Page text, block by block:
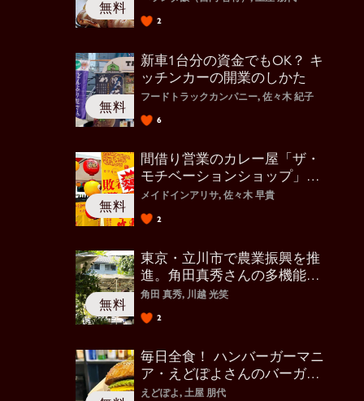
2
新車1台分の資金でもOK？ キ
ッチンカーの開業のしかた
フードトラックカンパニー, 佐々木 紀子
6
間借り営業のカレー屋「ザ・
モチベーションショップ」の
斬新な店づくり
メイドインアリサ, 佐々木 早貴
2
東京・立川市で農業振興を推
進。角田真秀さんの多機能な
アンテナ
角田 真秀, 川越 光笑
2
毎日全食！ ハンバーガーマニ
ア・えどぽよさんのバーガー
愛と投稿術
えどぽよ, 土屋 朋代